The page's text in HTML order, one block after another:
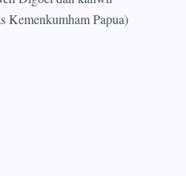
Kemenkumham Papua)